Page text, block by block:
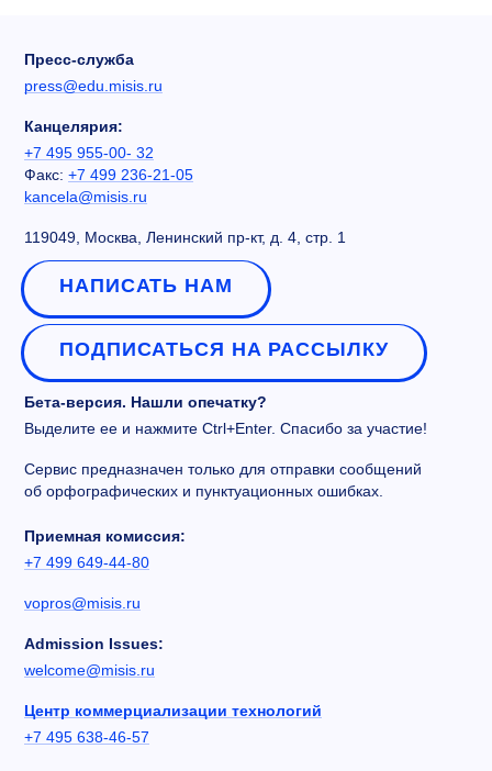
Пресс-служба
press@edu.misis.ru
Канцелярия:
+7 495 955-00- 32
Факс: +7 499 236-21-05
kancela@misis.ru
119049, Москва, Ленинский пр-кт, д. 4, стр. 1
НАПИСАТЬ НАМ
ПОДПИСАТЬСЯ НА РАССЫЛКУ
Бета-версия. Нашли опечатку?
Выделите ее и нажмите Ctrl+Enter. Спасибо за участие!
Сервис предназначен только для отправки сообщений
об орфографических и пунктуационных ошибках.
Приемная комиссия:
+7 499 649-44-80
vopros@misis.ru
Admission Issues:
welcome@misis.ru
Центр коммерциализации технологий
+7 495 638-46-57